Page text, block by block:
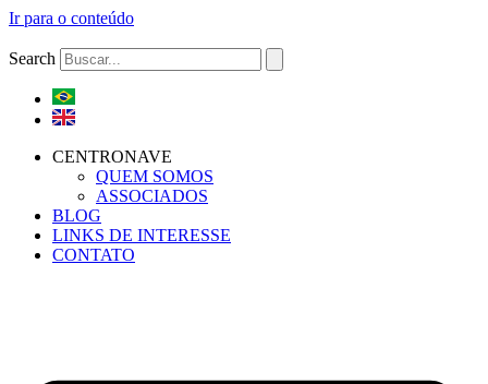
Ir para o conteúdo
Search
CENTRONAVE
QUEM SOMOS
ASSOCIADOS
BLOG
LINKS DE INTERESSE
CONTATO